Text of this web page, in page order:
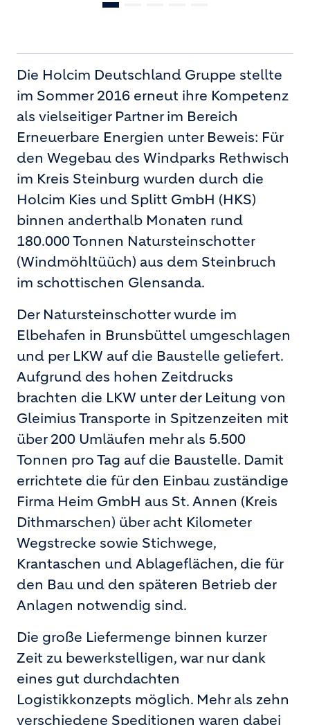
Die Holcim Deutschland Gruppe stellte
im Sommer 2016 erneut ihre Kompetenz
als vielseitiger Partner im Bereich
Erneuerbare Energien unter Beweis: Für
den Wegebau des Windparks Rethwisch
im Kreis Steinburg wurden durch die
Holcim Kies und Splitt GmbH (HKS)
binnen anderthalb Monaten rund
180.000 Tonnen Natursteinschotter
(Windmöhltüüch) aus dem Steinbruch
im schottischen Glensanda.
Der Natursteinschotter wurde im
Elbehafen in Brunsbüttel umgeschlagen
und per LKW auf die Baustelle geliefert.
Aufgrund des hohen Zeitdrucks
brachten die LKW unter der Leitung von
Gleimius Transporte in Spitzenzeiten mit
über 200 Umläufen mehr als 5.500
Tonnen pro Tag auf die Baustelle. Damit
errichtete die für den Einbau zuständige
Firma Heim GmbH aus St. Annen (Kreis
Dithmarschen) über acht Kilometer
Wegstrecke sowie Stichwege,
Krantaschen und Ablageflächen, die für
den Bau und den späteren Betrieb der
Anlagen notwendig sind.
Die große Liefermenge binnen kurzer
Zeit zu bewerkstelligen, war nur dank
eines gut durchdachten
Logistikkonzepts möglich. Mehr als zehn
verschiedene Speditionen waren dabei